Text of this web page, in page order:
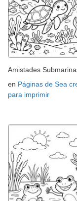
Amistades
en Páginas de Sea
para imprimir